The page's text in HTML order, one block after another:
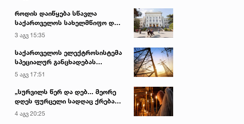
როდის დაიწყება სწავლა
საქართველოს სახელმწიფო და
კერძო უნივერსიტეტებში
3 აგვ 15:35
საქართველოს ელექტროსისტემა
სპეციალურ განცხადებას
ავრცელებს
5 აგვ 17:51
„სურვილს წერ და დებ... მეორე
დღეს ფურცელი სადღაც ქრება
და სურვილი სრულდება...“ -
სასწაულმოქმედი ტაძარი შიდა
4 აგვ 20:25